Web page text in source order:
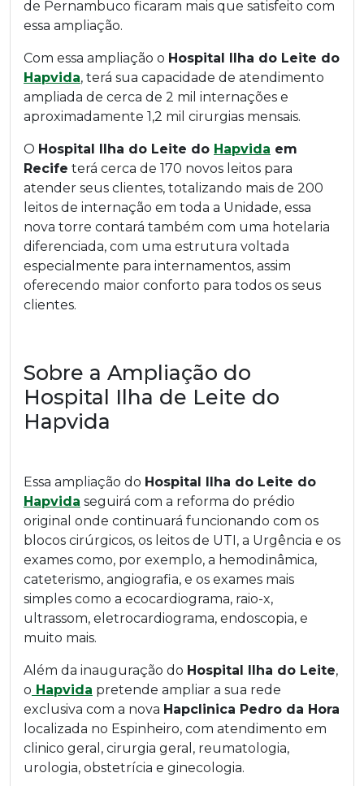
de Pernambuco ficaram mais que satisfeito com
essa ampliação.
Com essa ampliação o Hospital Ilha do Leite do
Hapvida, terá sua capacidade de atendimento
ampliada de cerca de 2 mil internações e
aproximadamente 1,2 mil cirurgias mensais.
O Hospital Ilha do Leite do Hapvida em
Recife terá cerca de 170 novos leitos para
atender seus clientes, totalizando mais de 200
leitos de internação em toda a Unidade, essa
nova torre contará também com uma hotelaria
diferenciada, com uma estrutura voltada
especialmente para internamentos, assim
oferecendo maior conforto para todos os seus
clientes.
Sobre a Ampliação do
Hospital Ilha de Leite do
Hapvida
Essa ampliação do Hospital Ilha do Leite do
Hapvida seguirá com a reforma do prédio
original onde continuará funcionando com os
blocos cirúrgicos, os leitos de UTI, a Urgência e os
exames como, por exemplo, a hemodinâmica,
cateterismo, angiografia, e os exames mais
simples como a ecocardiograma, raio-x,
ultrassom, eletrocardiograma, endoscopia, e
muito mais.
Além da inauguração do Hospital Ilha do Leite,
o Hapvida pretende ampliar a sua rede
exclusiva com a nova Hapclinica Pedro da Hora
localizada no Espinheiro, com atendimento em
clinico geral, cirurgia geral, reumatologia,
urologia, obstetrícia e ginecologia.